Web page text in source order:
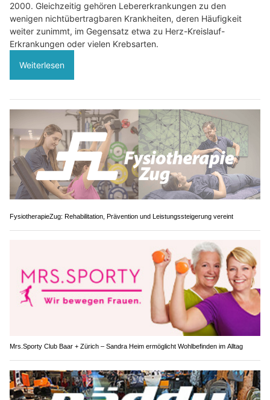
2000. Gleichzeitig gehören Lebererkrankungen zu den
wenigen nichtübertragbaren Krankheiten, deren Häufigkeit
weiter zunimmt, im Gegensatz etwa zu Herz-Kreislauf-
Erkrankungen oder vielen Krebsarten.
Weiterlesen
FysiotherapieZug: Rehabilitation, Prävention und Leistungssteigerung vereint
Mrs.Sporty Club Baar + Zürich – Sandra Heim ermöglicht Wohlbefinden im Alltag